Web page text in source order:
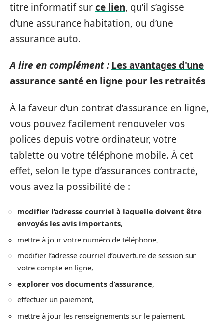
titre informatif surce lien, qu’il s’agisse
d’une assurance habitation, ou d’une
assurance auto.
A lire en complément : Les avantages d'une
assurance santé en ligne pour les retraités
À la faveur d’un contrat d’assurance en ligne,
vous pouvez facilement renouveler vos
polices depuis votre ordinateur, votre
tablette ou votre téléphone mobile. À cet
effet, selon le type d’assurances contracté,
vous avez la possibilité de :
modifier l’adresse courriel à laquelle doivent être
envoyés les avis importants,
mettre à jour votre numéro de téléphone,
modifier l’adresse courriel d’ouverture de session sur
votre compte en ligne,
explorer vos documents d’assurance,
effectuer un paiement,
mettre à jour les renseignements sur le paiement.